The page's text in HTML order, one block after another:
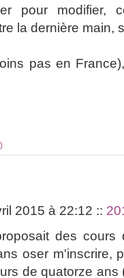
pour modifier,
la dernière
pas en
2015 à 22:12 ::
des cours
oser m'inscrire,
de quatorze